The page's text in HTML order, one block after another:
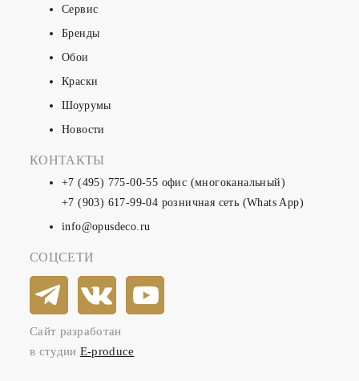
Сервис
Бренды
Обои
Краски
Шоурумы
Новости
КОНТАКТЫ
+7 (495) 775-00-55 офис (многоканальный)
+7 (903) 617-99-04 розничная сеть (Whats App)
info@opusdeco.ru
СОЦСЕТИ
Сайт разработан
в студии E-produce